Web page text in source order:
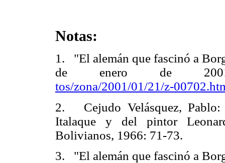
Notas:
1. "El alemán que fascinó a
de enero de
tos/zona/2001/01/21/z-
2. Cejudo Velásquez,
Italaque y del pintor
Bolivianos, 1966: 71-73.
3. "El alemán que fascinó a